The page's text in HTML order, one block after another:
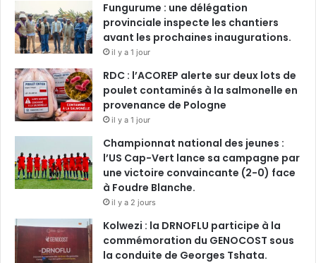
Fungurume : une délégation
provinciale inspecte les chantiers
avant les prochaines inaugurations.
il y a 1 jour
RDC : l’ACOREP alerte sur deux lots de
poulet contaminés à la salmonelle en
provenance de Pologne
il y a 1 jour
Championnat national des jeunes :
l’US Cap-Vert lance sa campagne par
une victoire convaincante (2-0) face
à Foudre Blanche.
il y a 2 jours
Kolwezi : la DRNOFLU participe à la
commémoration du GENOCOST sous
la conduite de Georges Tshata.